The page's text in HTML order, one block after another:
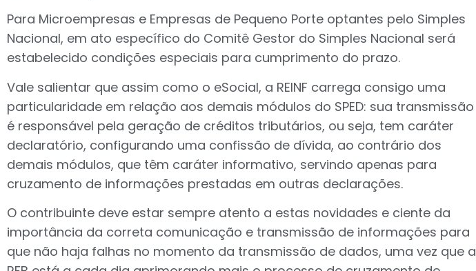
Para Microempresas e Empresas de Pequeno Porte optantes pelo Simples
Nacional, em ato específico do Comitê Gestor do Simples Nacional será
estabelecido condições especiais para cumprimento do prazo.
Vale salientar que assim como o eSocial, a REINF carrega consigo uma
particularidade em relação aos demais módulos do SPED: sua transmissão
é responsável pela geração de créditos tributários, ou seja, tem caráter
declaratório, configurando uma confissão de dívida, ao contrário dos
demais módulos, que têm caráter informativo, servindo apenas para
cruzamento de informações prestadas em outras declarações.
O contribuinte deve estar sempre atento a estas novidades e ciente da
importância da correta comunicação e transmissão de informações para
que não haja falhas no momento da transmissão de dados, uma vez que a